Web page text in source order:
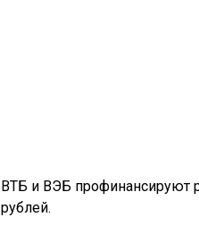
ВТБ и ВЭБ профинансируют
рублей.